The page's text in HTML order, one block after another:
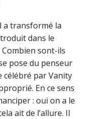
a transformé la
dans le
Combien sont-ils
pose du penseur
célébré par Vanity
En ce sens
: oui on a le
ait de l’allure. Il